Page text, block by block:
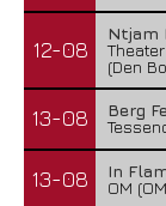
12-08
Ntjam
(Den
13-08
Berg
13-08
In
OM